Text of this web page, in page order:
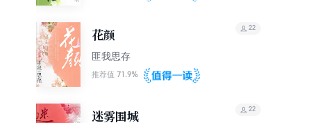
花颜
匪我思存
推荐值 71.9%
22
迷雾围城
22